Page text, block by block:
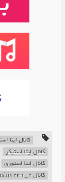
کانال ایتا
کانال ایتا استیکر
کانال ایتا استوری
کانال Arshiv231_2